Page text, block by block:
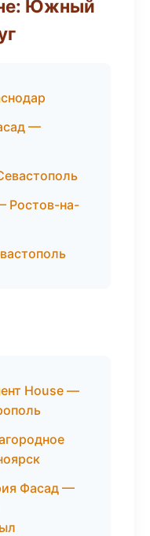
Южный
—
Ростов-на-
House —
Фасад —